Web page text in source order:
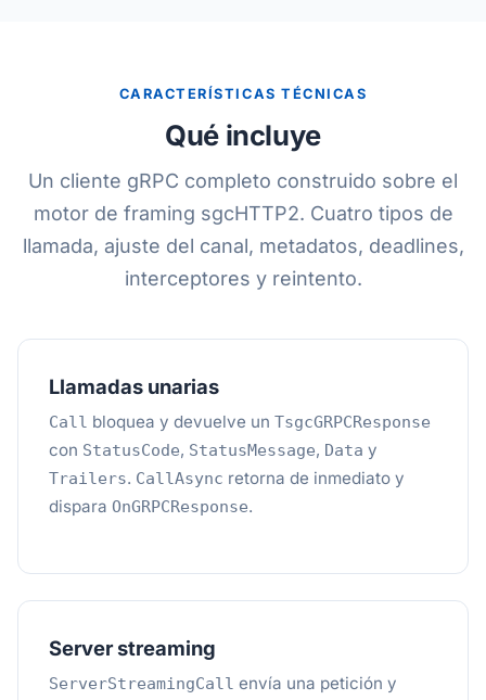
CARACTERÍSTICAS TÉCNICAS
Qué incluye
Un cliente gRPC completo construido sobre el
motor de framing sgcHTTP2. Cuatro tipos de
llamada, ajuste del canal, metadatos, deadlines,
interceptores y reintento.
Llamadas unarias
Call bloquea y devuelve un TsgcGRPCResponse
con StatusCode, StatusMessage, Data y
Trailers. CallAsync retorna de inmediato y
dispara OnGRPCResponse.
Server streaming
ServerStreamingCall envía una petición y